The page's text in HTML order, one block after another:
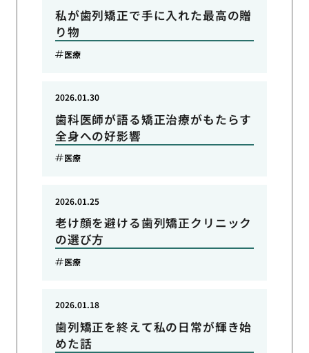
私が歯列矯正で手に入れた最高の贈
り物
医療
歯科医師が語る矯正治療がもたらす
全身への好影響
2026.01.30
医療
老け顔を避ける歯列矯正クリニック
の選び方
2026.01.25
医療
歯列矯正を終えて私の日常が輝き始
めた話
2026.01.18